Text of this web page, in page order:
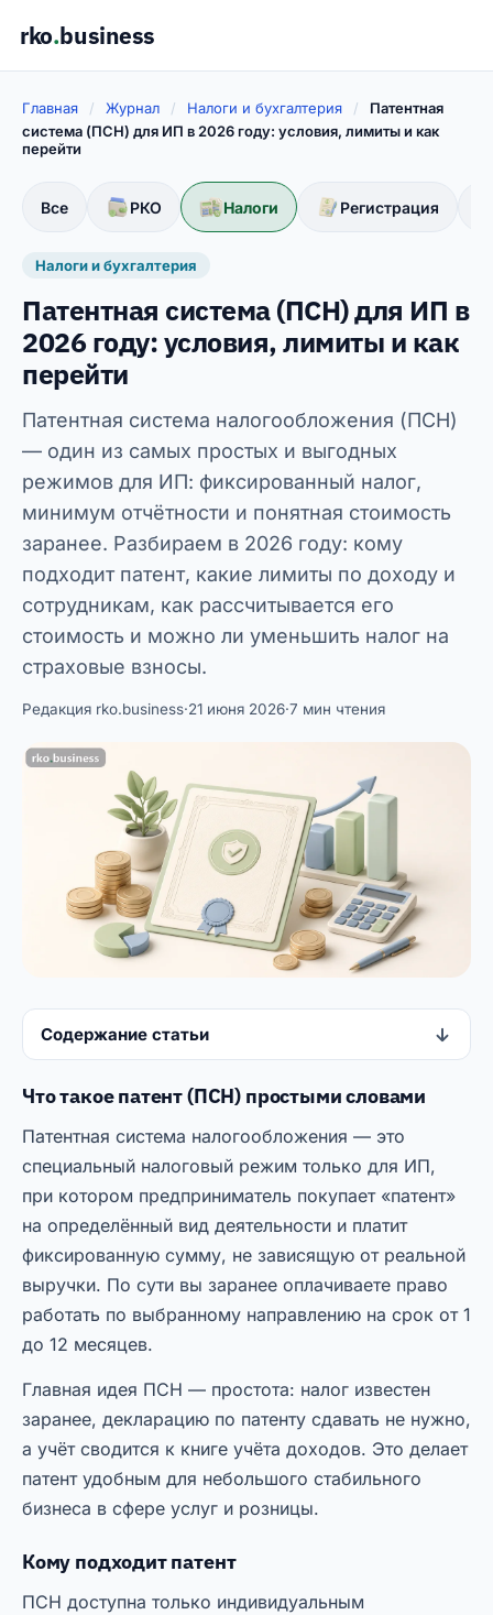
rko.business
Главная / Журнал / Налоги и бухгалтерия /
Патентная
система (ПСН) для ИП в 2026 году: условия, лимиты и как
перейти
Все РКО Налоги Регистрация
Налоги и бухгалтерия
Патентная система (ПСН) для ИП в
2026 году: условия, лимиты и как
перейти
Патентная система налогообложения (ПСН)
— один из самых простых и выгодных
режимов для ИП: фиксированный налог,
минимум отчётности и понятная стоимость
заранее. Разбираем в 2026 году: кому
подходит патент, какие лимиты по доходу и
сотрудникам, как рассчитывается его
стоимость и можно ли уменьшить налог на
страховые взносы.
Редакция rko.business·21 июня 2026·7 мин чтения
Содержание статьи
Что такое патент (ПСН) простыми словами
Патентная система налогообложения — это
специальный налоговый режим только для ИП,
при котором предприниматель покупает «патент»
на определённый вид деятельности и платит
фиксированную сумму, не зависящую от реальной
выручки. По сути вы заранее оплачиваете право
работать по выбранному направлению на срок от 1
до 12 месяцев.
Главная идея ПСН — простота: налог известен
заранее, декларацию по патенту сдавать не нужно,
а учёт сводится к книге учёта доходов. Это делает
патент удобным для небольшого стабильного
бизнеса в сфере услуг и розницы.
Кому подходит патент
ПСН доступна только индивидуальным